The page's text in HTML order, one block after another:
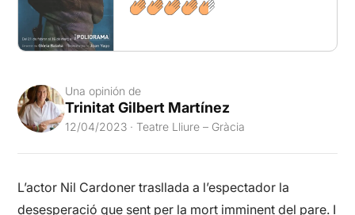
Una opinión de
Trinitat Gilbert Martínez
12/04/2023 · Teatre Lliure – Gràcia
L’actor Nil Cardoner trasllada a l’espectador la
desesperació que sent per la mort imminent del pare. I